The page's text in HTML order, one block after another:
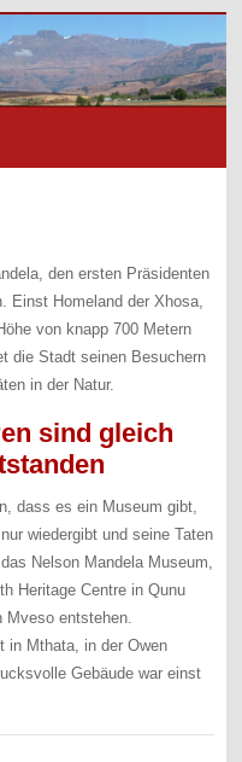
den ersten Präsidenten
Einst Homeland der Xhosa,
von knapp 700 Metern
die Stadt seinen Besuchern
in der Natur.
sind gleich
dass es ein Museum gibt,
wiedergibt und seine Taten
Nelson Mandela Museum,
Heritage Centre in Qunu
entstehen.
in Mthata, in der Owen
Gebäude war einst